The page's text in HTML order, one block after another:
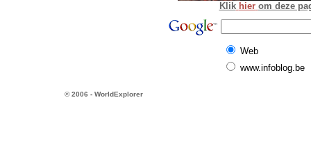
Klik hier om deze
Web
www.infoblog.be
© 2006 - WorldExplorer